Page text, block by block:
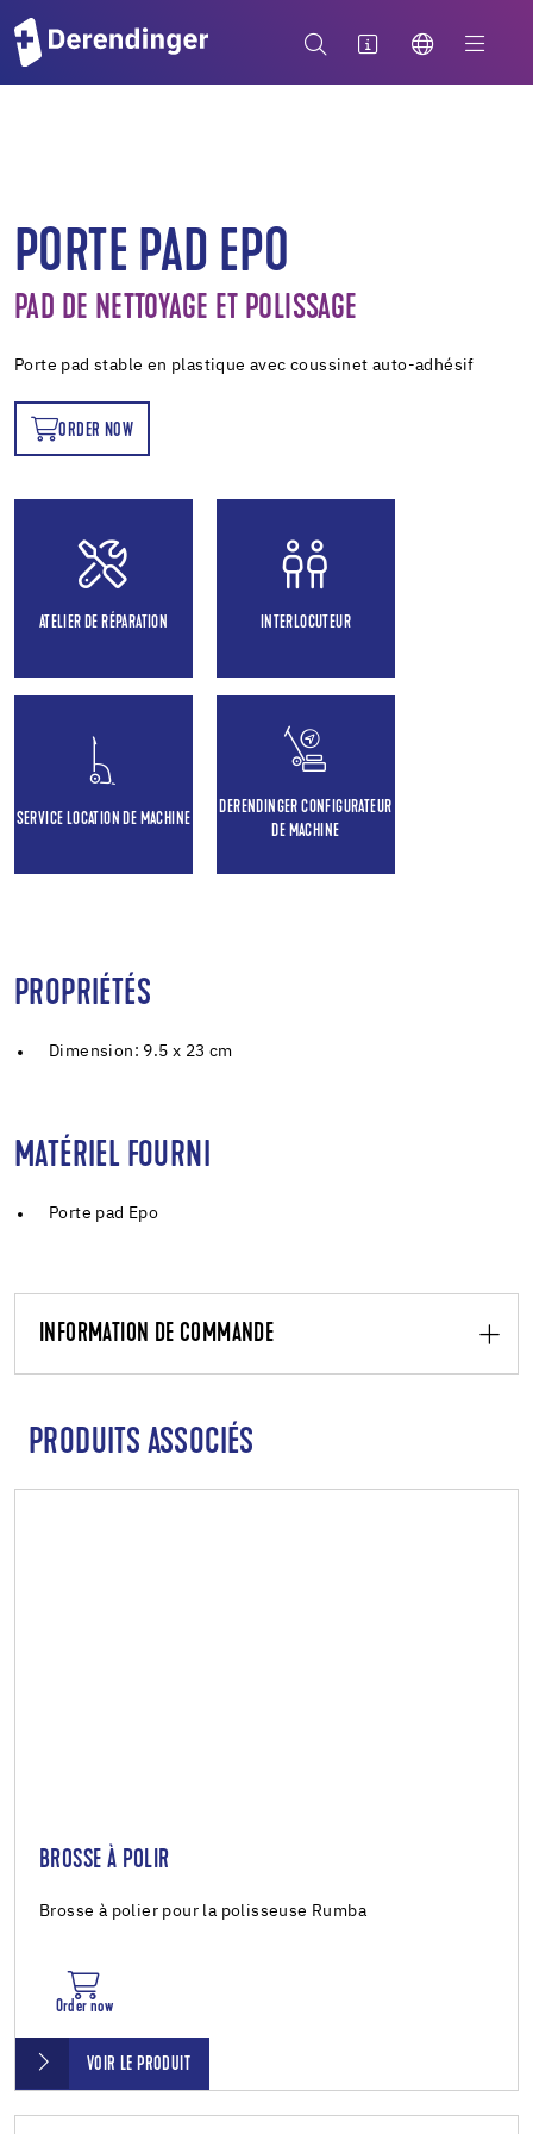
PORTE PAD EPO
PAD DE NETTOYAGE ET POLISSAGE
Porte pad stable en plastique avec coussinet auto-adhésif
ORDER NOW
ATELIER DE RÉPARATION INTERLOCUTEUR
SERVICE LOCATION DE MACHINE
DERENDINGER CONFIGURATEUR
DE MACHINE
PROPRIÉTÉS
Dimension: 9.5 x 23 cm
MATÉRIEL FOURNI
Porte pad Epo
INFORMATION DE COMMANDE
PRODUITS ASSOCIÉS
BROSSE À POLIR
Brosse à polier pour la polisseuse Rumba
Order now
VOIR LE PRODUIT